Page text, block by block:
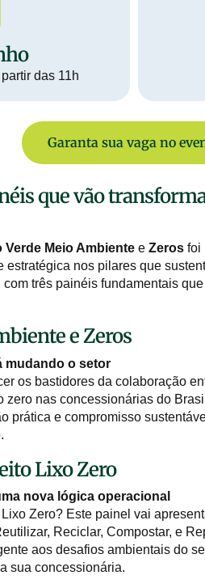
das 11h
Garanta sua vaga no
que vão
Verde Meio Ambiente e Zeros foi
estratégica nos pilares que
com três painéis fundamentais
e Zeros
mudando o setor
os bastidores da colaboração
zero nas concessionárias do
prática e compromisso
Lixo Zero
nova lógica operacional
Zero? Este painel vai
Reciclar, Compostar, e
aos desafios ambientais do
sua concessionária.